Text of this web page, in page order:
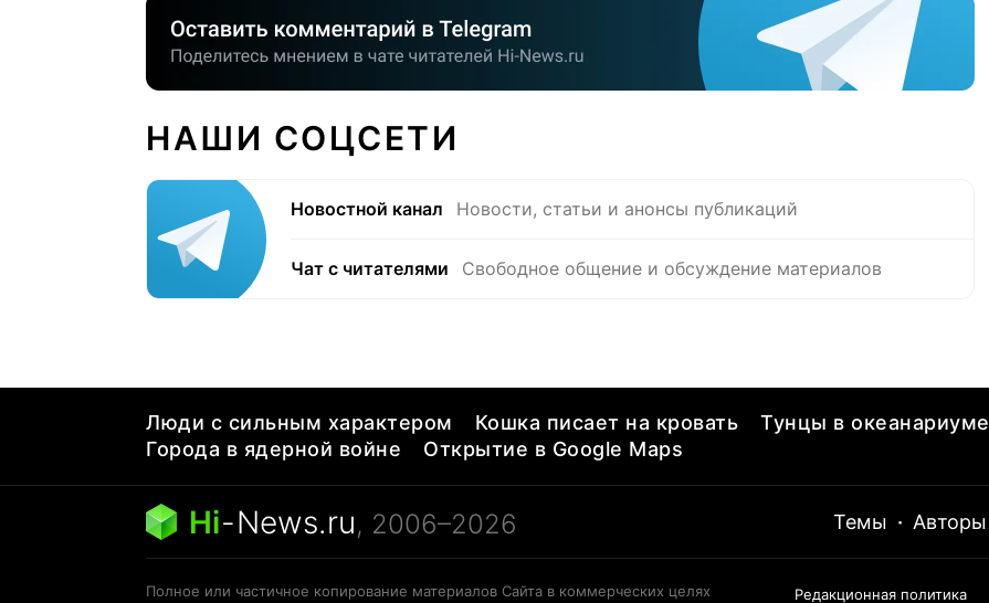
НАШИ СОЦСЕТИ
Новостной канал Новости, статьи и анонсы публикаций
Чат с читателями Свободное общение и обсуждение материалов
Люди с сильным характером Кошка писает на кровать Тунцы в океанариуме
Города в ядерной войне
Открытие в Google Maps
Hi-News.ru, 2006–2026 Темы · Авторы
Полное или частичное копирование материалов Сайта в коммерческих целях Редакционная политика